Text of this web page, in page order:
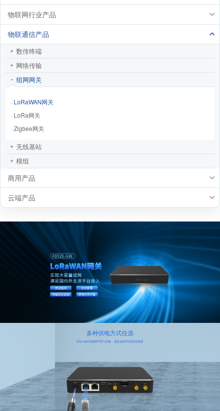
物联网行业产品
物联通信产品
数传终端
网络传输
组网网关
· LoRaWAN网关
· LoRa网关
· Zigbee网关
无线基站
模组
商用产品
云端产品
多种供电方式任选
DC5~36V供电和POE+供电，满足各种不同应用场景